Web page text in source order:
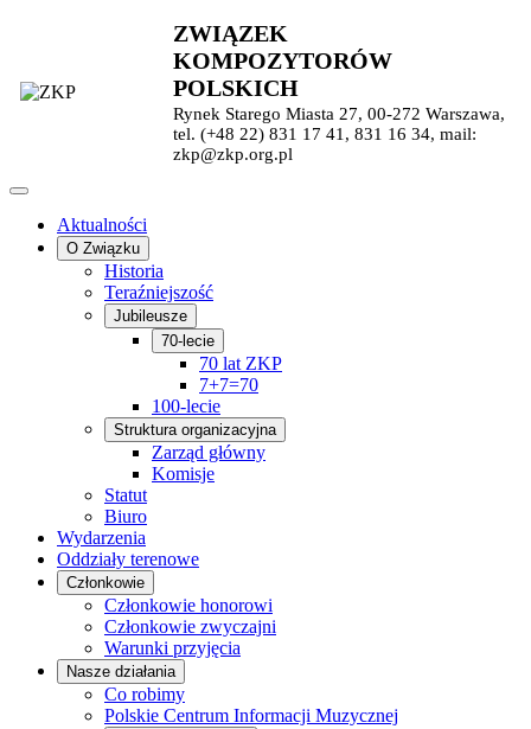
ZWIĄZEK
KOMPOZYTORÓW
POLSKICH
Rynek Starego Miasta 27, 00-272 Warszawa,
tel. (+48 22) 831 17 41, 831 16 34, mail:
zkp@zkp.org.pl
Aktualności
O Związku
Historia
Teraźniejszość
Jubileusze
70-lecie
70 lat ZKP
7+7=70
100-lecie
Struktura organizacyjna
Zarząd główny
Komisje
Statut
Biuro
Wydarzenia
Oddziały terenowe
Członkowie
Członkowie honorowi
Członkowie zwyczajni
Warunki przyjęcia
Nasze działania
Co robimy
Polskie Centrum Informacji Muzycznej